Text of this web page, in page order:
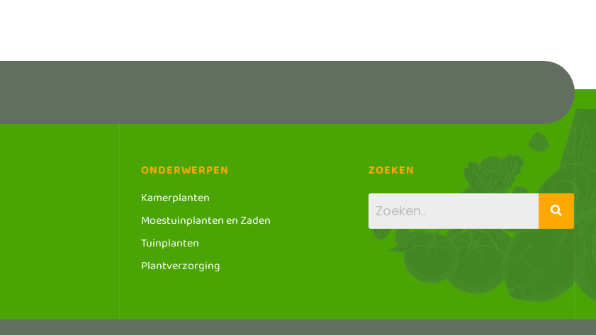
ONDERWERPEN
Kamerplanten
Moestuinplanten en Zaden
Tuinplanten
Plantverzorging
ZOEKEN